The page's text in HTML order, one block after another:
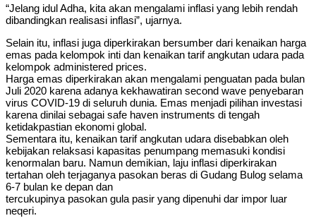
“Jelang idul Adha, kita akan mengalami inflasi yang lebih rendah
dibandingkan realisasi inflasi”, ujarnya.
Selain itu, inflasi juga diperkirakan bersumber dari kenaikan harga
emas pada kelompok inti dan kenaikan tarif angkutan udara pada
kelompok administered prices.
Harga emas diperkirakan akan mengalami penguatan pada bulan
Juli 2020 karena adanya kekhawatiran second wave penyebaran
virus COVID-19 di seluruh dunia. Emas menjadi pilihan investasi
karena dinilai sebagai safe haven instruments di tengah
ketidakpastian ekonomi global.
Sementara itu, kenaikan tarif angkutan udara disebabkan oleh
kebijakan relaksasi kapasitas penumpang memasuki kondisi
kenormalan baru. Namun demikian, laju inflasi diperkirakan
tertahan oleh terjaganya pasokan beras di Gudang Bulog selama
6-7 bulan ke depan dan
tercukupinya pasokan gula pasir yang dipenuhi dar impor luar
neqeri.